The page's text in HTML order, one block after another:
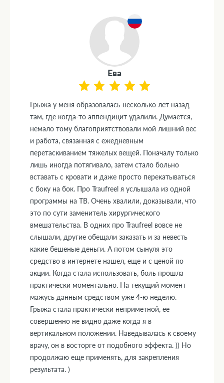
Ева
Грыжа у меня образовалась несколько лет назад
там, где когда-то аппендицит удалили. Думается,
немало тому благоприятствовали мой лишний вес
и работа, связанная с ежедневным
перетаскиванием тяжелых вещей. Поначалу только
лишь иногда потягивало, затем стало больно
вставать с кровати и даже просто перекатываться
с боку на бок. Про Traufreel я услышала из одной
программы на ТВ. Очень хвалили, доказывали, что
это по сути заменитель хирургического
вмешательства. В одних про Traufreel вовсе не
слышали, другие обещали заказать и за невесть
какие бешеные деньги. А потом сынуля это
средство в интернете нашел, еще и с ценой по
акции. Когда стала использовать, боль прошла
практически моментально. На текущий момент
мажусь данным средством уже 4-ю неделю.
Грыжа стала практически неприметной, ее
совершенно не видно даже когда я в
вертикальном положении. Наведывалась к своему
врачу, он в восторге от подобного эффекта. )) Но
продолжаю еще применять, для закрепления
результата. )